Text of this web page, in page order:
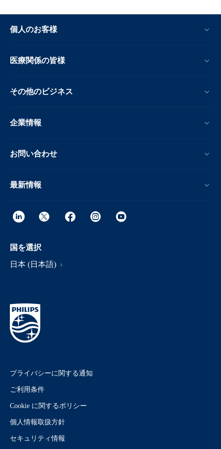
個人のお客様
医療関係の皆様
その他のビジネス
企業情報
お問い合わせ
最新情報
国を選択
日本 (日本語)
プライバシーに関する通知
ご利用条件
Cookie に関するポリシー
個人情報取扱方針
セキュリティ情報